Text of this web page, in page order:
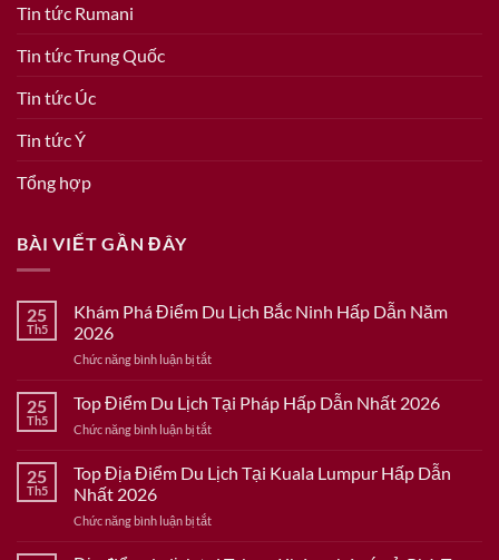
Tin tức Rumani
Tin tức Trung Quốc
Tin tức Úc
Tin tức Ý
Tổng hợp
BÀI VIẾT GẦN ĐÂY
25
Th5
Khám Phá Điểm Du Lịch Bắc Ninh Hấp Dẫn Năm
2026
Chức năng bình luận bị tắtở
Phá
Điểm
Du
Bắc
Dẫn
25
Th5
Top Điểm Du Lịch Tại Pháp Hấp Dẫn Nhất 2026
Chức năng bình luận bị tắtở
Điểm
Du
Tại
25
Th5
Top Địa Điểm Du Lịch Tại Kuala Lumpur Hấp Dẫn
Nhất 2026
Chức năng bình luận bị tắtở